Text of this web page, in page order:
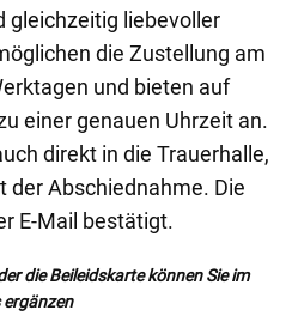
gleichzeitig liebevoller
die Zustellung am
und bieten auf
einer genauen Uhrzeit an.
direkt in die Trauerhalle,
der Abschiednahme. Die
E-Mail bestätigt.
die Beileidskarte können Sie im